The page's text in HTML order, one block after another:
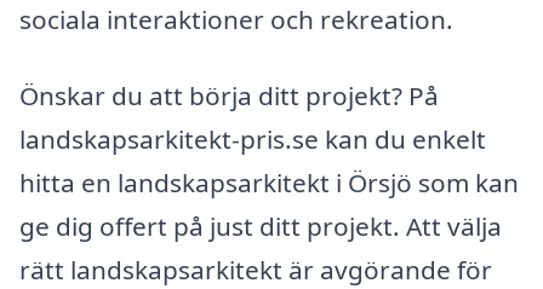
sociala interaktioner och rekreation.
Önskar du att börja ditt projekt? På
landskapsarkitekt-pris.se kan du enkelt
hitta en landskapsarkitekt i Örsjö som kan
ge dig offert på just ditt projekt. Att välja
rätt landskapsarkitekt är avgörande för